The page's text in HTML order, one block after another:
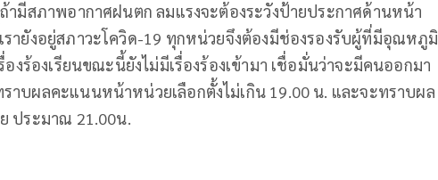
ามีสภาพ​อากาศ​ฝนตก​ ลมแรงจะต้องระวังป้ายประกาศด้านหน้า
ายังอยู่สภาวะโควิด-19 ทุกหน่วยจึงต้องมีช่องรองรับผู้ที่มีอุณหภูมิ​
องร้องเรียนขณะนี้ยังไม่มีเรื่องร้องเข้ามา​ เชื่อมั่นว่าจะมีคนออกมา
าบผลคะแนนหน้าหน่วยเลือกตั้งไม่เกิน​ 19.00​ น. และจะทราบผล
ประมาณ​ 21.00น.